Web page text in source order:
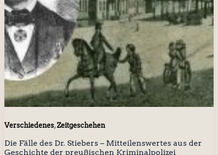
Verschiedenes,Zeitgeschehen
Die Fälle des Dr. Stiebers – Mitteilenswertes aus der
Geschichte der preußischen Kriminalpolizei